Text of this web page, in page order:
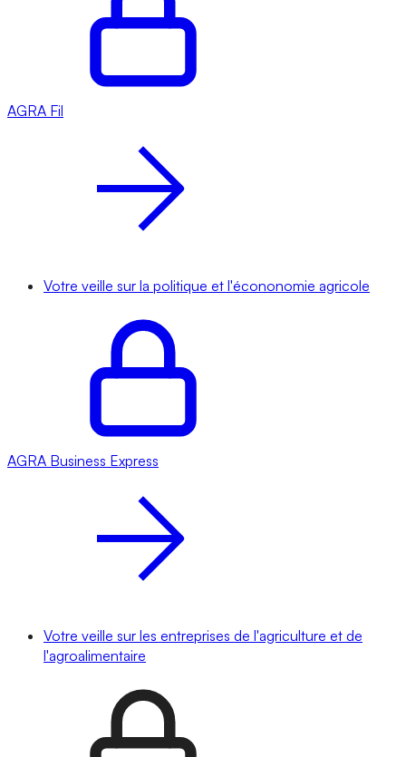
AGRA Fil
Votre veille sur la politique et l'écononomie agricole
AGRA Business Express
Votre veille sur les entreprises de l'agriculture et de
l'agroalimentaire